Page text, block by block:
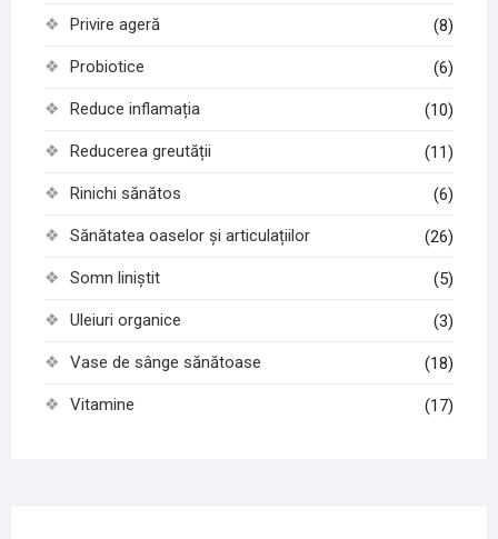
Privire ageră (8)
Probiotice (6)
Reduce inflamația (10)
Reducerea greutății (11)
Rinichi sănătos (6)
Sănătatea oaselor și articulațiilor (26)
Somn liniștit (5)
Uleiuri organice (3)
Vase de sânge sănătoase (18)
Vitamine (17)